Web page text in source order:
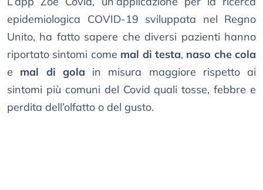
epidemiologica COVID-19 sviluppata nel Regno
Unito, ha fatto sapere che diversi pazienti hanno
riportato sintomi come mal di testa, naso che cola
e mal di gola in misura maggiore rispetto ai
sintomi più comuni del Covid quali tosse, febbre e
perdita dell’olfatto o del gusto.